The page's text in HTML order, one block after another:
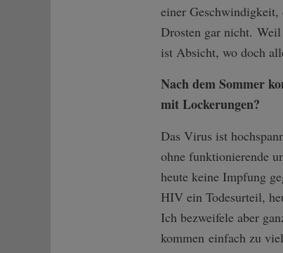
einer
Drosten gar nicht. Weil
ist Absicht, wo doch
Nach dem Sommer
mit Lockerungen?
Das Virus ist
ohne funktionierende
heute keine Impfung
HIV ein Todesurteil,
Ich bezweifele aber
kommen einfach zu